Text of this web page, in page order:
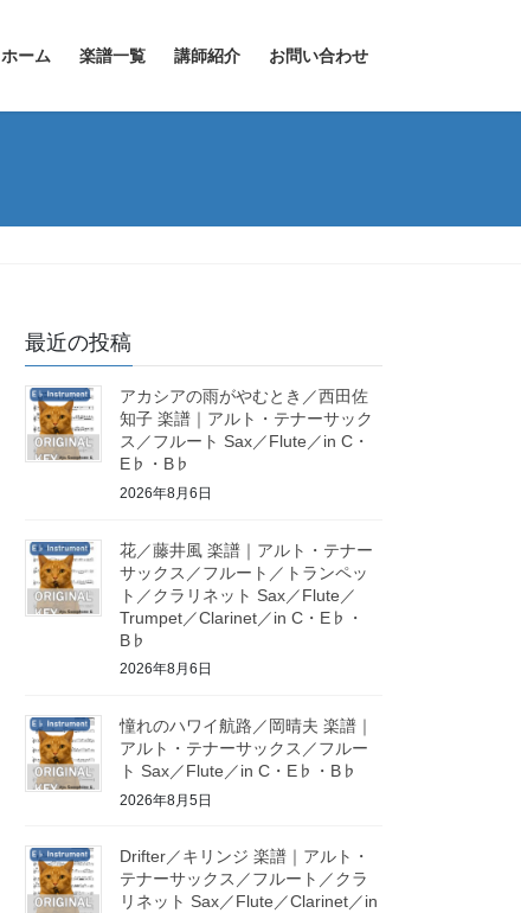
ホーム 楽譜一覧 講師紹介 お問い合わせ
最近の投稿
アカシアの雨がやむとき／西田佐
知子 楽譜｜アルト・テナーサック
ス／フルート Sax／Flute／in C・
E♭・B♭
2026年8月6日
花／藤井風 楽譜｜アルト・テナー
サックス／フルート／トランペッ
ト／クラリネット Sax／Flute／
Trumpet／Clarinet／in C・E♭・
B♭
2026年8月6日
憧れのハワイ航路／岡晴夫 楽譜｜
アルト・テナーサックス／フルー
ト Sax／Flute／in C・E♭・B♭
2026年8月5日
Drifter／キリンジ 楽譜｜アルト・
テナーサックス／フルート／クラ
リネット Sax／Flute／Clarinet／in